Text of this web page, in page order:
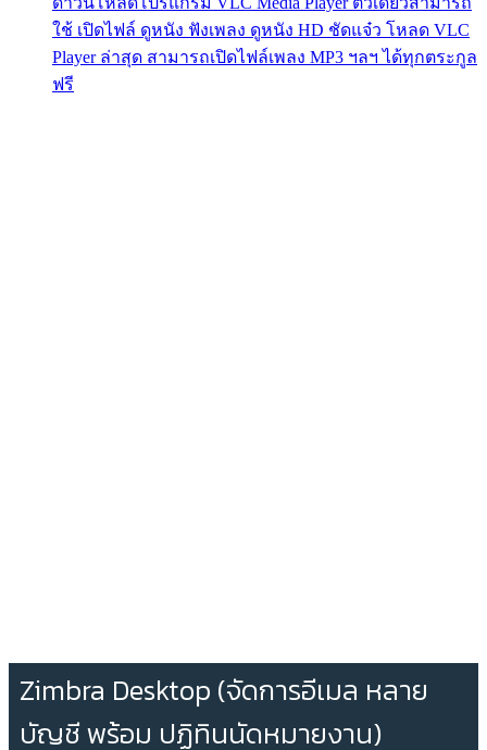
ใช้ เปิดไฟล์ ดูหนัง ฟังเพลง ดูหนัง HD ชัดแจ๋ว โหลด VLC
Player ล่าสุด สามารถเปิดไฟล์เพลง MP3 ฯลฯ ได้ทุกตระกูล
ฟรี
Zimbra Desktop (จัดการอีเมล หลาย
บัญชี พร้อม ปฏิทินนัดหมายงาน)